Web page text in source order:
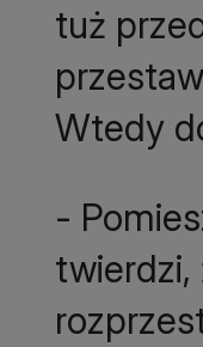
tuż
Wtedy
-
twierdzi,